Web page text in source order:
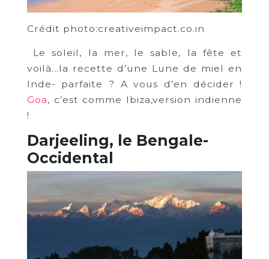
Crédit photo:creativeimpact.co.in
Le soleil, la mer, le sable, la fête et
voilà…la recette d’une Lune de miel en
Inde- parfaite ? A vous d’en décider !
Goa, c’est comme Ibiza,version indienne
!
Darjeeling, le Bengale-
Occidental